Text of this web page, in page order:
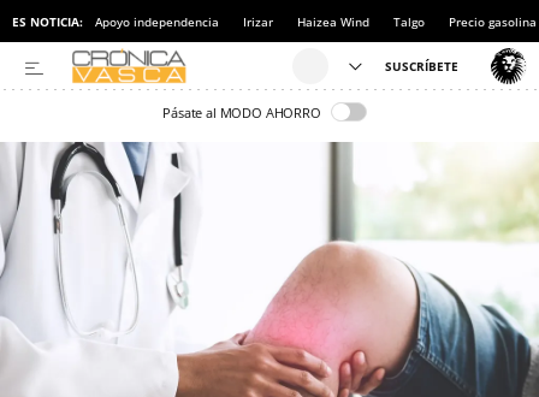
ES NOTICIA: Apoyo independencia Irizar Haizea Wind Talgo Precio gasolina
Pásate al MODO AHORRO